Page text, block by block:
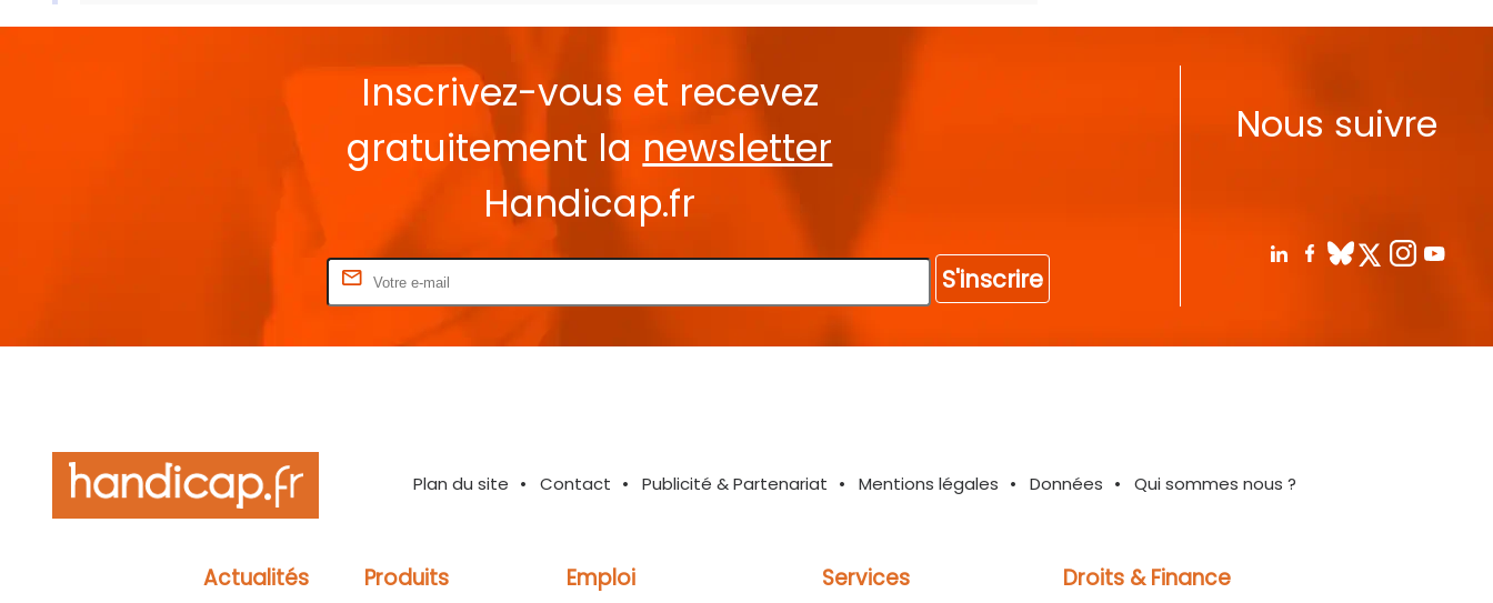
Inscrivez-vous et recevez
gratuitement la newsletter
Handicap.fr
S'inscrire
Nous suivre
Plan du site Contact Publicité & Partenariat Mentions légales Données Qui sommes nous ?
Actualités Produits Emploi Services Droits & Finance